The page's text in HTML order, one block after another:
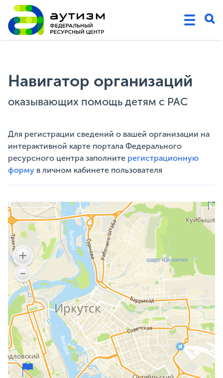
Навигатор организаций
оказывающих помощь детям с РАС
Для регистрации сведений о вашей организации на
интерактивной карте портала Федерального
ресурсного центра заполните регистрационную
форму в личном кабинете пользователя